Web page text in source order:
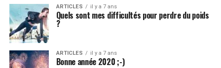
ARTICLES il y a 7 ans
Quels sont mes difficultés pour perdre du poids
?
ARTICLES il y a 7 ans
Bonne année 2020 ;-)